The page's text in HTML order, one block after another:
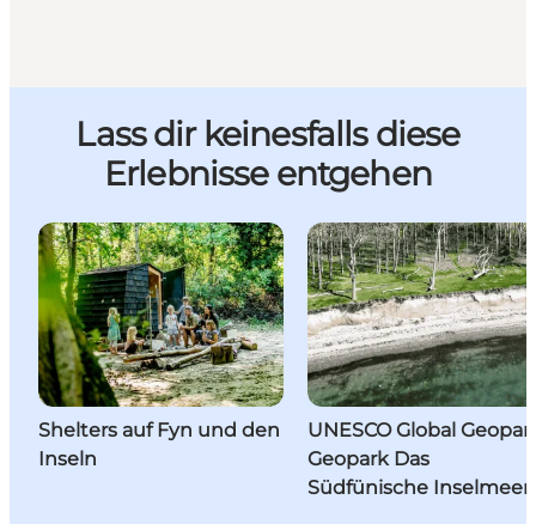
Lass dir keinesfalls diese
Erlebnisse entgehen
Shelters auf Fyn und den
Inseln
UNESCO Global
Geopark Das
Südfünische Inselmeer